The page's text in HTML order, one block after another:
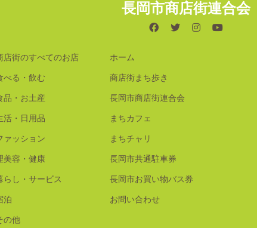
長岡市商店街連合会
店街のすべてのお店
べる・飲む
品・お土産
活・日用品
ァッション
美容・健康
らし・サービス
泊
の他
ホーム
商店街まち歩き
長岡市商店街連合会
まちカフェ
まちチャリ
長岡市共通駐車券
長岡市お買い物バス券
お問い合わせ